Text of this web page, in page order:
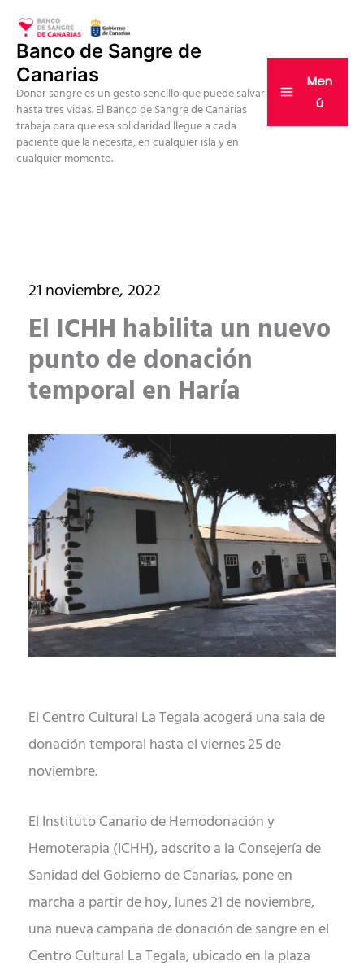
contenido
Banco de Sangre de
Canarias
Donar sangre es un gesto sencillo que puede salvar
hasta tres vidas. El Banco de Sangre de Canarias
trabaja para que esa solidaridad llegue a cada
paciente que la necesita, en cualquier isla y en
cualquier momento.
Men
ú
21 noviembre, 2022
El ICHH habilita un nuevo
punto de donación
temporal en Haría
El Centro Cultural La Tegala acogerá una sala de
donación temporal hasta el viernes 25 de
noviembre.
El Instituto Canario de Hemodonación y
Hemoterapia (ICHH), adscrito a la Consejería de
Sanidad del Gobierno de Canarias, pone en
marcha a partir de hoy, lunes 21 de noviembre,
una nueva campaña de donación de sangre en el
Centro Cultural La Tegala, ubicado en la plaza